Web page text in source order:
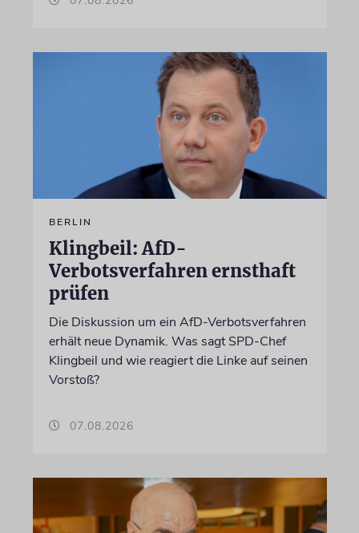
BERLIN
Klingbeil: AfD-
Verbotsverfahren ernsthaft
prüfen
Die Diskussion um ein AfD-Verbotsverfahren
erhält neue Dynamik. Was sagt SPD-Chef
Klingbeil und wie reagiert die Linke auf seinen
Vorstoß?
07.08.2026